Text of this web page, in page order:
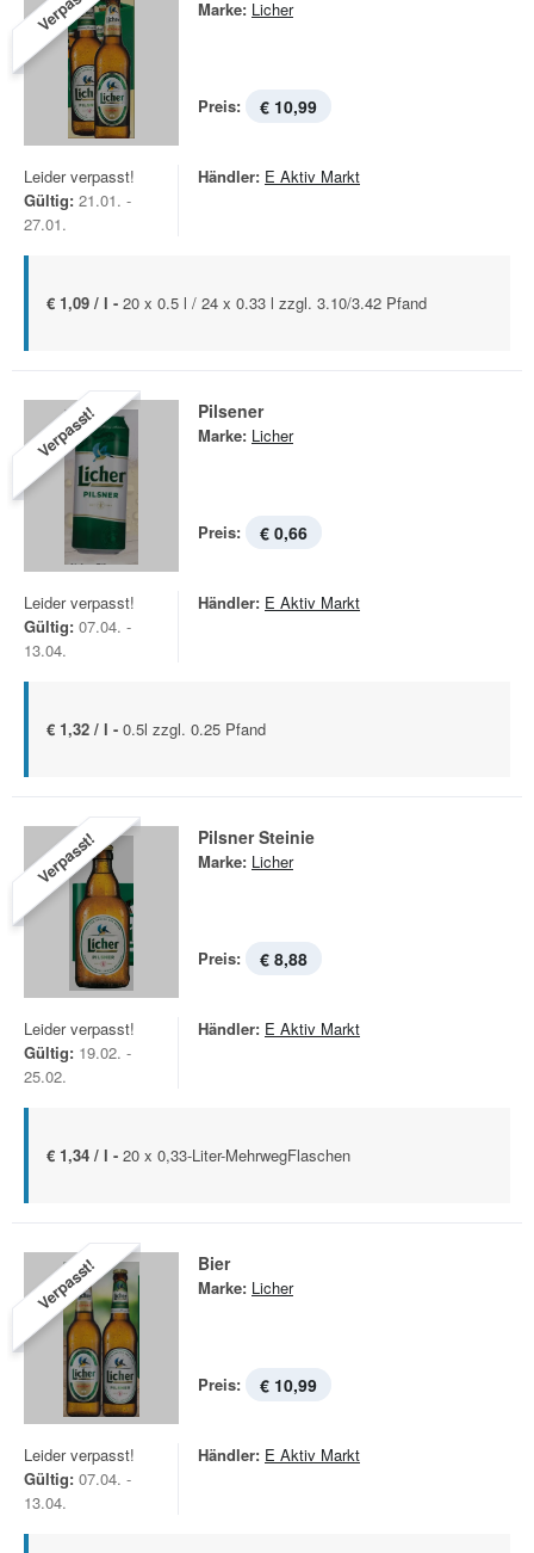
Marke: Licher
Preis: € 10,99
Leider verpasst!
Gültig: 21.01. -
27.01.
Händler: E Aktiv Markt
€ 1,09 / l - 20 x 0.5 l / 24 x 0.33 l zzgl. 3.10/3.42 Pfand
Verpasst! Pilsener
Marke: Licher
Preis: € 0,66
Leider verpasst!
Gültig: 07.04. -
13.04.
Händler: E Aktiv Markt
€ 1,32 / l - 0.5l zzgl. 0.25 Pfand
Verpasst! Pilsner Steinie
Marke: Licher
Preis: € 8,88
Leider verpasst!
Gültig: 19.02. -
25.02.
Händler: E Aktiv Markt
€ 1,34 / l - 20 x 0,33-Liter-MehrwegFlaschen
Verpasst! Bier
Marke: Licher
Preis: € 10,99
Leider verpasst!
Gültig: 07.04. -
13.04.
Händler: E Aktiv Markt